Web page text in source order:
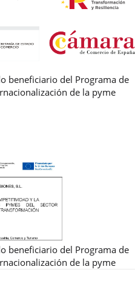
beneficiario del Programa de
de la pyme
beneficiario del Programa de
de la pyme